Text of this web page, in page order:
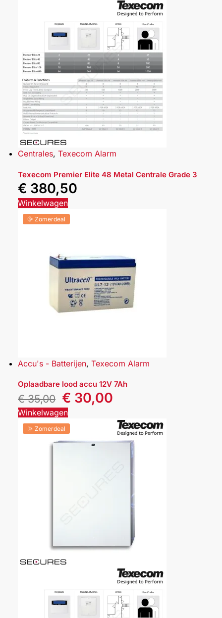
Centrales, Texecom Alarm
Texecom Premier Elite 48 Metal Centrale Grade 3
€ 380,50
Winkelwagen
🌞 Zomerdeal
Accu's - Batterijen, Texecom Alarm
Oplaadbare lood accu 12V 7Ah
€35,00 € 30,00
Winkelwagen
🌞 Zomerdeal